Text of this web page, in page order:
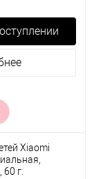
Xiaomi
г.